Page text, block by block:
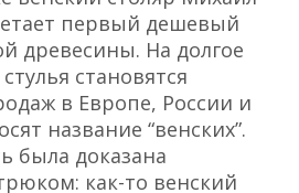
первый дешевый
древесины. На долгое
становятся
в Европе, России и
название “венских”.
была доказана
как-то венский